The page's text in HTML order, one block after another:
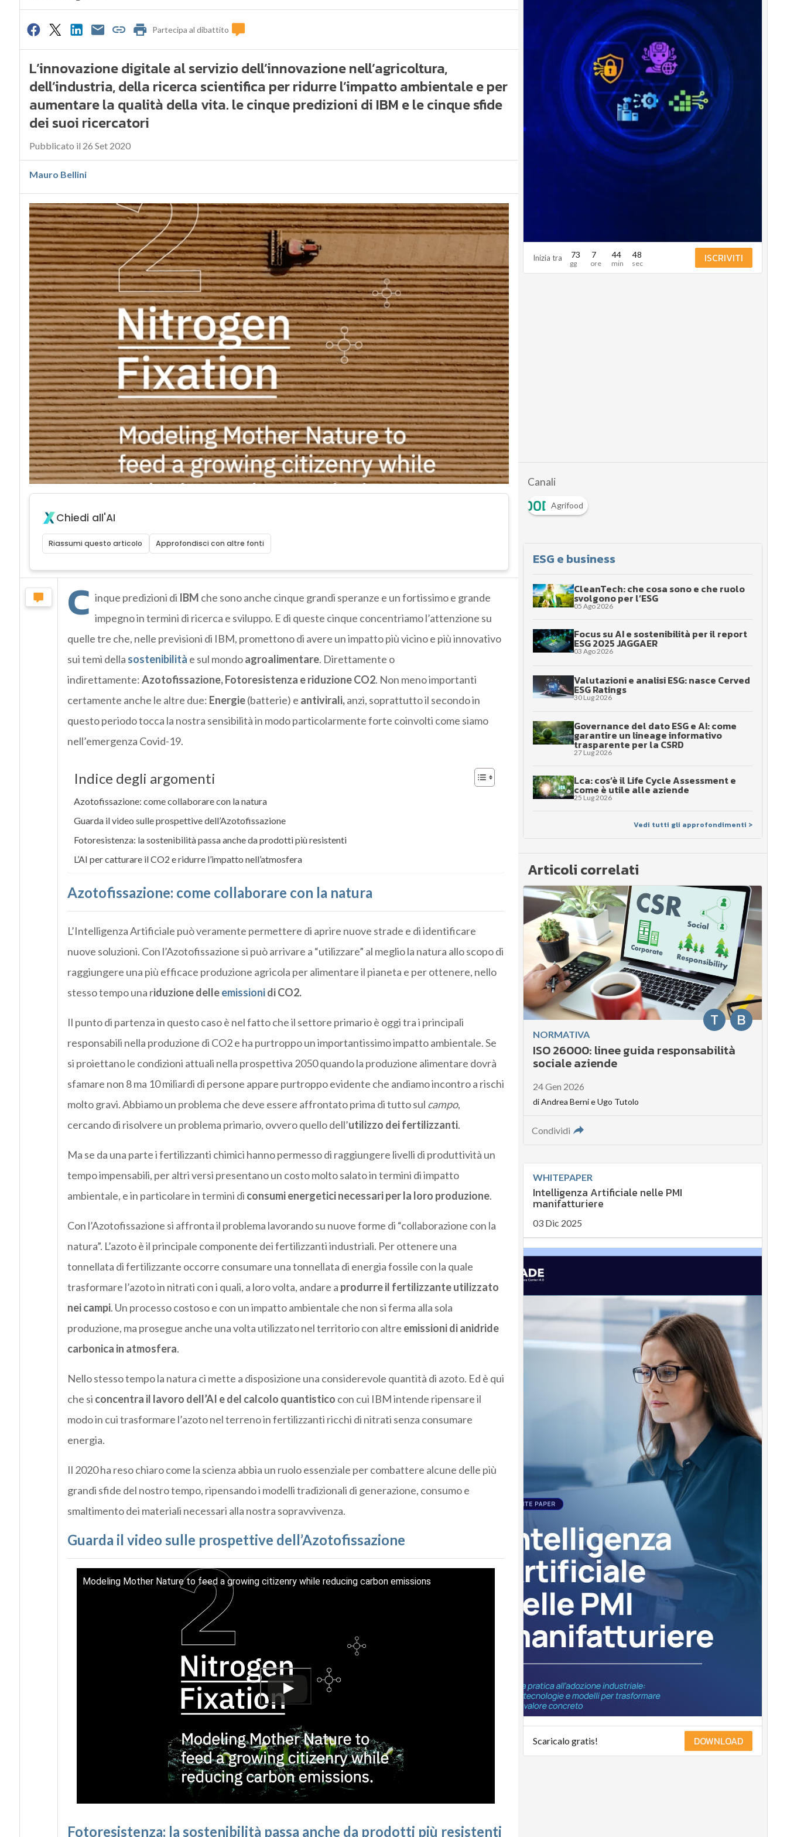
Corporate
governance
Digital for ESG
ESG Smart Data
Ultimi articoli
Partecipa al dibattito
L’innovazione digitale al servizio dell’innovazione nell’agricoltura,
dell’industria, della ricerca scientifica per ridurre l’impatto ambientale e per
aumentare la qualità della vita. le cinque predizioni di IBM e le cinque sfide
dei suoi ricercatori
Pubblicato il 26 Set 2020
Mauro Bellini
Chiedi all'AI
Riassumi questo articolo Approfondisci con altre fonti
C inque predizioni di IBM che sono anche cinque grandi speranze e un fortissimo e grande
impegno in termini di ricerca e sviluppo. E di queste cinque concentriamo l’attenzione su
quelle tre che, nelle previsioni di IBM, promettono di avere un impatto più vicino e più innovativo
sui temi della sostenibilità e sul mondoagroalimentare. Direttamente o
indirettamente:Azotofissazione, Fotoresistenza e riduzione CO2. Non meno importanti
certamente anche le altre due: Energie(batterie) e antivirali,anzi, soprattutto il secondo in
questo periodo tocca la nostra sensibilità in modo particolarmente forte coinvolti come siamo
nell’emergenza Covid-19.
Indice degli argomenti
Azotofissazione: come collaborare con la natura
Guarda il video sulle prospettive dell’Azotofissazione
Fotoresistenza: la sostenibilità passa anche da prodotti più resistenti
L’AI per catturare il CO2 e ridurre l’impatto nell’atmosfera
Azotofissazione: come collaborare con la natura
L’Intelligenza Artificiale può veramente permettere di aprire nuove strade e di identificare
nuove soluzioni. Con l’Azotofissazione si può arrivare a “utilizzare” al meglio la natura allo scopo di
raggiungere una più efficace produzione agricola per alimentare il pianeta e per ottenere, nello
stesso tempo una riduzione delleemissionidi CO2.
Il punto di partenza in questo caso è nel fatto che il settore primario è oggi tra i principali
responsabili nella produzione di CO2 e ha purtroppo un importantissimo impatto ambientale. Se
si proiettano le condizioni attuali nella prospettiva 2050 quando la produzione alimentare dovrà
sfamare non 8 ma 10 miliardi di persone appare purtroppo evidente che andiamo incontro a rischi
molto gravi. Abbiamo un problema che deve essere affrontato prima di tutto sul campo,
cercando di risolvere un problema primario, ovvero quello dell’utilizzo dei fertilizzanti.
Ma se da una parte i fertilizzanti chimici hanno permesso di raggiungere livelli di produttività un
tempo impensabili, per altri versi presentano un costo molto salato in termini di impatto
ambientale, e in particolare in termini di consumi energetici necessari per la loro produzione.
Con l’Azotofissazione si affronta il problema lavorando su nuove forme di “collaborazione con la
natura”. L’azoto è il principale componente dei fertilizzanti industriali. Per ottenere una
tonnellata di fertilizzante occorre consumare una tonnellata di energia fossile con la quale
trasformare l’azoto in nitrati con i quali, a loro volta, andare a produrre il fertilizzante utilizzato
nei campi. Un processo costoso e con un impatto ambientale che non si ferma alla sola
produzione, ma prosegue anche una volta utilizzato nel territorio con altre emissioni di anidride
carbonica in atmosfera.
Nello stesso tempo la natura ci mette a disposizione una considerevole quantità di azoto. Ed è qui
che si concentra il lavoro dell’AI e del calcolo quantistico con cui IBM intende ripensare il
modo in cui trasformare l’azoto nel terreno in fertilizzanti ricchi di nitrati senza consumare
energia.
Il 2020 ha reso chiaro come la scienza abbia un ruolo essenziale per combattere alcune delle più
grandi sfide del nostro tempo, ripensando i modelli tradizionali di generazione, consumo e
smaltimento dei materiali necessari alla nostra sopravvivenza.
Guarda il video sulle prospettive dell’Azotofissazione
Modeling Mother Nature to feed a growing citizenry while reducing carbon emissions
Fotoresistenza: la sostenibilità passa anche da prodotti più resistenti
Inizia tra 73 7 44 47 ISCRIVITI
Canali
Agrifood
ESG e business
CleanTech: che cosa sono e che ruolo
svolgono per l’ESG
05 Ago 2026
Focus su AI e sostenibilità per il report
ESG 2025 JAGGAER
03 Ago 2026
Valutazioni e analisi ESG: nasce Cerved
ESG Ratings
30 Lug 2026
Governance del dato ESG e AI: come
garantire un lineage informativo
trasparente per la CSRD
27 Lug 2026
Lca: cos’è il Life Cycle Assessment e
come è utile alle aziende
25 Lug 2026
Vedi tutti gli approfondimenti >
Articoli correlati
B
T
NORMATIVA
ISO 26000: linee guida responsabilità
sociale aziende
24 Gen 2026
diAndrea BernieUgo Tutolo
Condividi
WHITEPAPER
Intelligenza Artificiale nelle PMI
manifatturiere
03 Dic 2025
Scaricalo gratis! DOWNLOAD